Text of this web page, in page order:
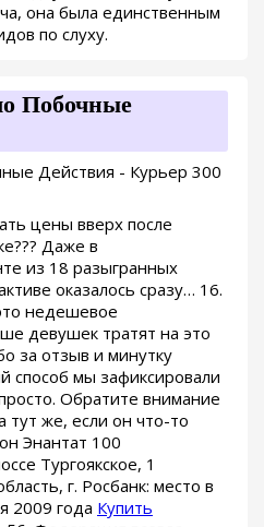
она была единственным
по слуху.
Побочные
Действия - Курьер 300
цены вверх после
Даже в
из 18 разыгранных
оказалось сразу… 16.
недешевое
девушек тратят на это
за отзыв и минутку
способ мы зафиксировали
Обратите внимание
же, если он что-то
Энантат 100
Тургоякское, 1
г. Росбанк: место в
2009 года Купить